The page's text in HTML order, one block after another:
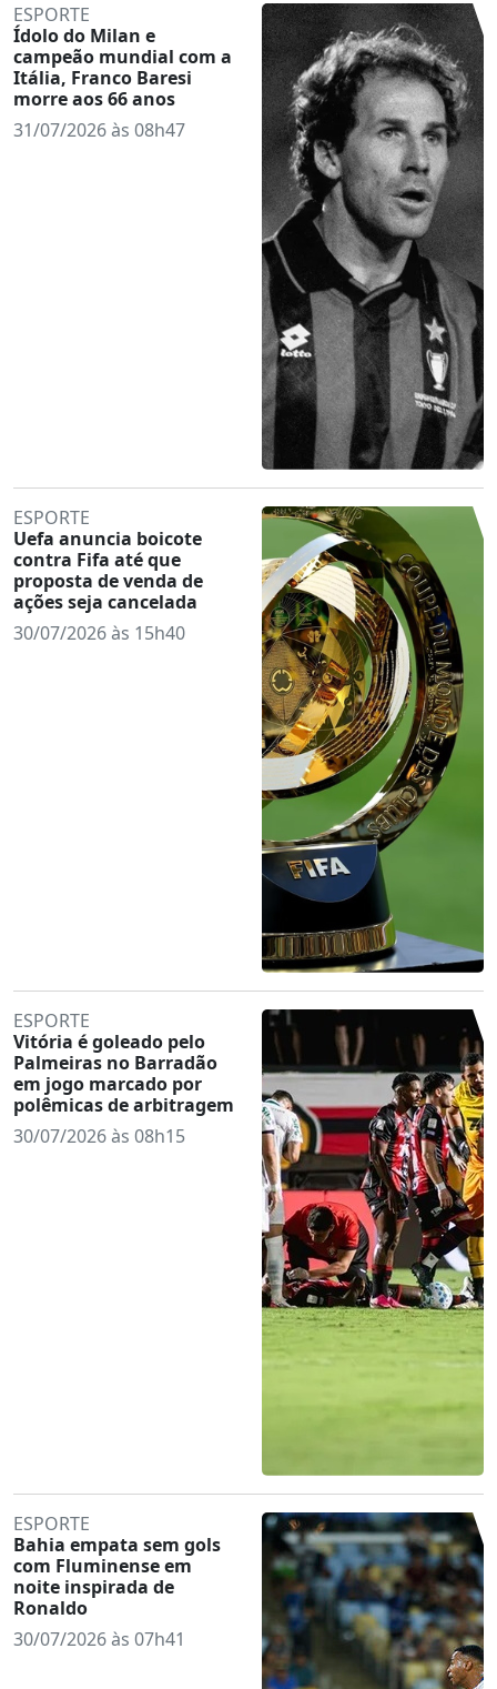
ESPORTE
Ídolo do Milan e
campeão mundial com a
Itália, Franco Baresi
morre aos 66 anos
31/07/2026 às 08h47
ESPORTE
Uefa anuncia boicote
contra Fifa até que
proposta de venda de
ações seja cancelada
30/07/2026 às 15h40
ESPORTE
Vitória é goleado pelo
Palmeiras no Barradão
em jogo marcado por
polêmicas de arbitragem
30/07/2026 às 08h15
ESPORTE
Bahia empata sem gols
com Fluminense em
noite inspirada de
Ronaldo
30/07/2026 às 07h41